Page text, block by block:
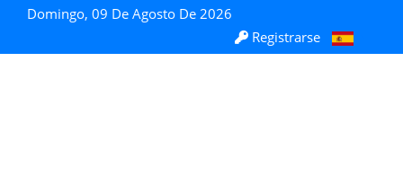
Domingo, 09 De Agosto De 2026
Registrarse